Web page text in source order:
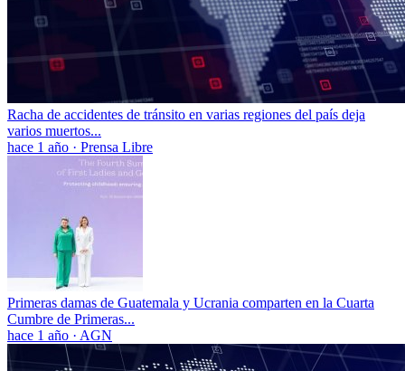
Racha de accidentes de tránsito en varias regiones del país deja
varios muertos...
hace 1 año · Prensa Libre
Primeras damas de Guatemala y Ucrania comparten en la Cuarta
Cumbre de Primeras...
hace 1 año · AGN